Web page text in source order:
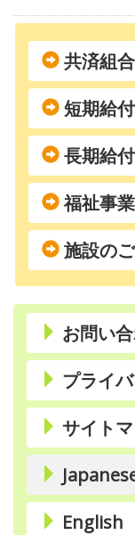
共済組
短期給付
長期給付
福祉事業
施設の
お問い
プライ
サイト
English